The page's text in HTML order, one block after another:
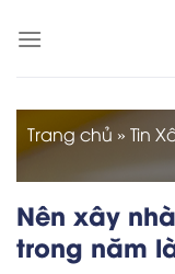
Trang chủ » Tin
Nên xây
trong năm